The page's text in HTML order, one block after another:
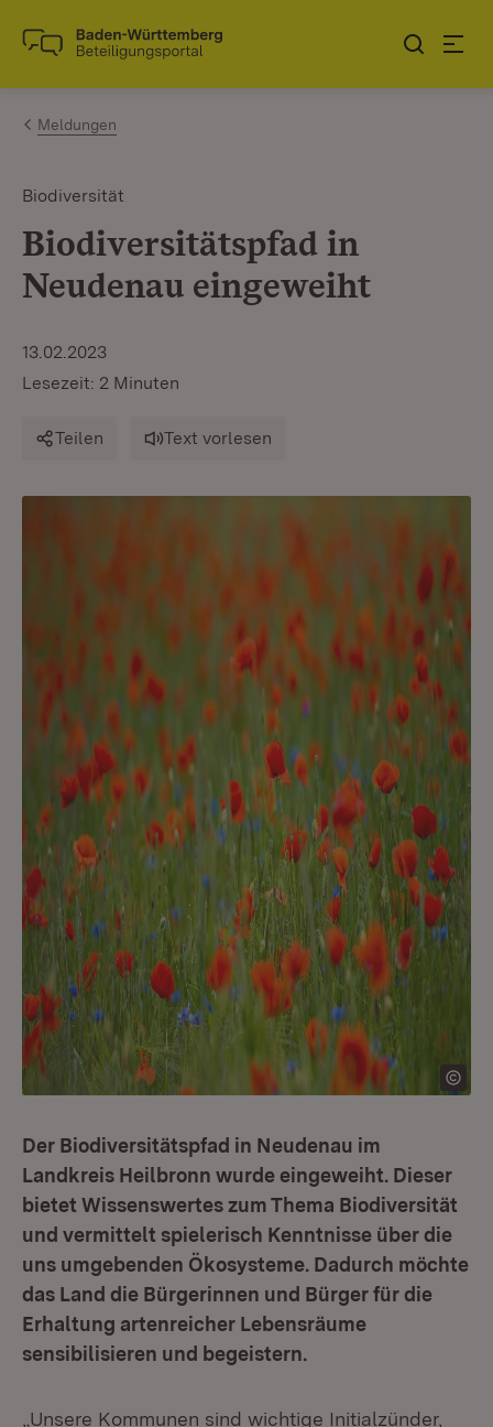
Zum Inhalt springen
Link zur Startseite
Meldungen
Biodiversität
Biodiversitätspfad in
Neudenau eingeweiht
13.02.2023
Lesezeit: 2 Minuten
Teilen Text vorlesen
Der Biodiversitätspfad in Neudenau im
Landkreis Heilbronn wurde eingeweiht. Dieser
bietet Wissenswertes zum Thema Biodiversität
und vermittelt spielerisch Kenntnisse über die
uns umgebenden Ökosysteme. Dadurch möchte
das Land die Bürgerinnen und Bürger für die
Erhaltung artenreicher Lebensräume
sensibilisieren und begeistern.
„Unsere Kommunen sind wichtige Initialzünder,